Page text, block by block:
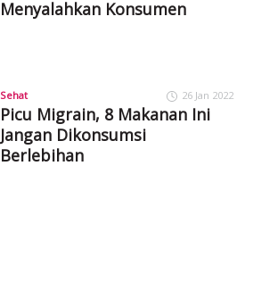
Menyalahkan Konsumen
Sehat 26 Jan 2022
Picu Migrain, 8 Makanan Ini
Jangan Dikonsumsi
Berlebihan